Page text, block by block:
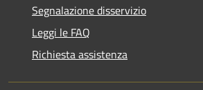
Segnalazione disservizio
Leggi le FAQ
Richiesta assistenza